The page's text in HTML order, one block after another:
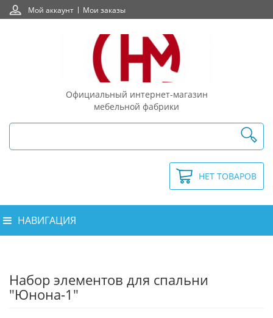
Мой аккаунт Мои заказы
Официальный интернет-магазин
мебельной фабрики
НЕТ ТОВАРОВ
НАВИГАЦИЯ
Набор элементов для спальни
"Юнона-1"